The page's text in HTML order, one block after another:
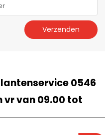
0546
vr van 09.00 tot